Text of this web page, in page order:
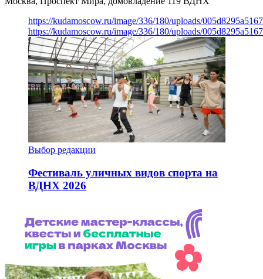
https://kudamoscow.ru/image/336/180/uploads/
https://kudamoscow.ru/image/336/180/uploads/
Выбор редакции
Фестиваль уличных видов спорта на
ВДНХ 2026